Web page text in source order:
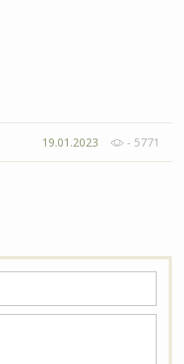
19.01.2023 - 5771